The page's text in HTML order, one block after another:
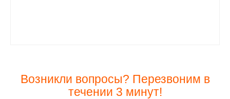
Возникли вопросы? Перезвоним в
течении 3 минут!